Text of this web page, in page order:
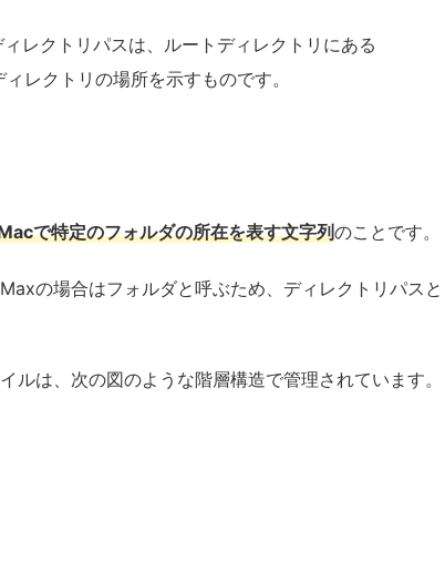
レクトリパスは、ルートディレクトリにある
レクトリの場所を示すものです。
で特定のフォルダの所在を表す文字列のことです。
の場合はフォルダと呼ぶため、ディレクトリパスと
は、次の図のような階層構造で管理されています。